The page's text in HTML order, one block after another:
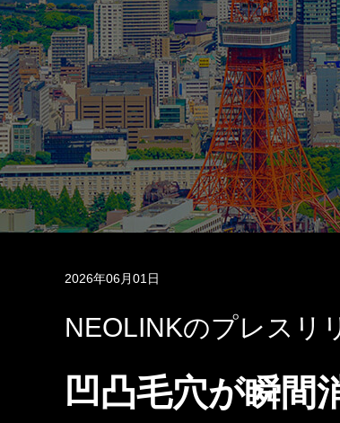
2026年06月01日
NEOLINKのプレスリ
凹凸毛穴が瞬間